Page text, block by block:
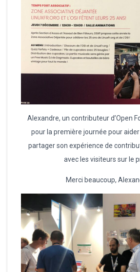
Alexandre, un contributeur d’Open
pour la première journée pour
partager son expérience de
avec les visiteurs sur le
Merci beaucoup,